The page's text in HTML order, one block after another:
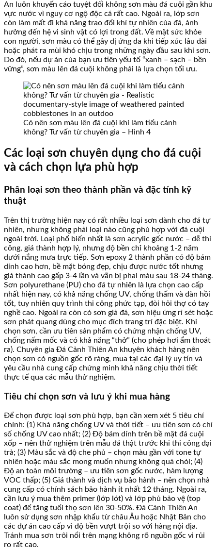
An luôn khuyến cáo tuyệt đối không sơn màu đá cuội gần khu
vực nước vì nguy cơ ngộ độc cá rất cao. Ngoài ra, lớp sơn
còn làm mất đi khả năng trao đổi khí tự nhiên của đá, ảnh
hưởng đến hệ vi sinh vật có lợi trong đất. Về mặt sức khỏe
con người, sơn màu có thể gây dị ứng da khi tiếp xúc lâu dài
hoặc phát ra mùi khó chịu trong những ngày đầu sau khi sơn.
Do đó, nếu dự án của bạn ưu tiên yếu tố “xanh – sạch – bền
vững”, sơn màu lên đá cuội không phải là lựa chọn tối ưu.
Có nên sơn màu lên đá cuội khi làm tiểu cảnh
không? Tư vấn từ chuyên gia – Hình 4
Các loại sơn chuyên dụng cho đá cuội
và cách chọn lựa phù hợp
Phân loại sơn theo thành phần và đặc tính kỹ
thuật
Trên thị trường hiện nay có rất nhiều loại sơn dành cho đá tự
nhiên, nhưng không phải loại nào cũng phù hợp với đá cuội
ngoài trời. Loại phổ biến nhất là sơn acrylic gốc nước – dễ thi
công, giá thành hợp lý, nhưng độ bền chỉ khoảng 1-2 năm
dưới nắng mưa trực tiếp. Sơn epoxy 2 thành phần có độ bám
dính cao hơn, bề mặt bóng đẹp, chịu được nước tốt nhưng
giá thành cao gấp 3-4 lần và vẫn bị phai màu sau 18-24 tháng.
Sơn polyurethane (PU) cho đá tự nhiên là lựa chọn cao cấp
nhất hiện nay, có khả năng chống UV, chống thấm và đàn hồi
tốt, tuy nhiên quy trình thi công phức tạp, đòi hỏi thợ có tay
nghề cao. Ngoài ra còn có sơn giả đá, sơn hiệu ứng rỉ sét hoặc
sơn phát quang dùng cho mục đích trang trí đặc biệt. Khi
chọn sơn, cần ưu tiên sản phẩm có chứng nhận chống UV,
chống nấm mốc và có khả năng “thở” (cho phép hơi ẩm thoát
ra). Chuyên gia Đá Cảnh Thiên An khuyên khách hàng nên
chọn sơn có nguồn gốc rõ ràng, mua tại các đại lý uy tín và
yêu cầu nhà cung cấp chứng minh khả năng chịu thời tiết
thực tế qua các mẫu thử nghiệm.
Tiêu chí chọn sơn và lưu ý khi mua hàng
Để chọn được loại sơn phù hợp, bạn cần xem xét 5 tiêu chí
chính: (1) Khả năng chống UV và thời tiết – ưu tiên sơn có chỉ
số chống UV cao nhất; (2) Độ bám dính trên bề mặt đá cuội
xốp – nên thử nghiệm trên mẫu đá thật trước khi thi công đại
trà; (3) Màu sắc và độ che phủ – chọn màu gần với tone tự
nhiên hoặc màu sắc mong muốn nhưng không quá chói; (4)
Độ an toàn môi trường – ưu tiên sơn gốc nước, hàm lượng
VOC thấp; (5) Giá thành và dịch vụ bảo hành – nên chọn nhà
cung cấp có chính sách bảo hành ít nhất 12 tháng. Ngoài ra,
cần lưu ý mua thêm primer (lớp lót) và lớp phủ bảo vệ (top
coat) để tăng tuổi thọ sơn lên 30-50%. Đá Cảnh Thiên An
luôn sử dụng sơn nhập khẩu từ châu Âu hoặc Nhật Bản cho
các dự án cao cấp vì độ bền vượt trội so với hàng nội địa.
Tránh mua sơn trôi nổi trên mạng không rõ nguồn gốc vì rủi
ro rất cao.